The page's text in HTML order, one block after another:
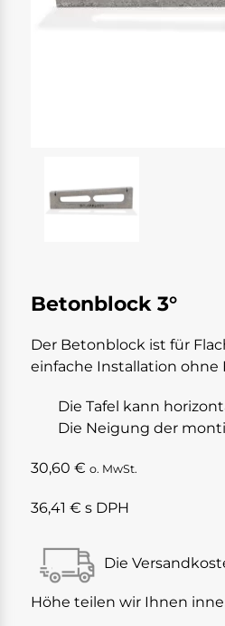
Betonblock 3°
Der Betonblock ist für
einfache Installation ohne
Die Tafel kann
Die Neigung der
30,60 € o. MwSt.
36,41 € s DPH
Die
Höhe teilen wir Ihnen